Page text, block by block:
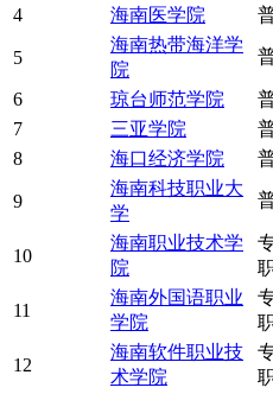
4
海南医学院
5
海南热带海洋学
院
6 琼台师范学院
7
三亚学院
8
海口经济学院
9
海南科技职业大
学
10
海南职业技术学
院
11
海南外国语职业
学院
12
海南软件职业技
术学院